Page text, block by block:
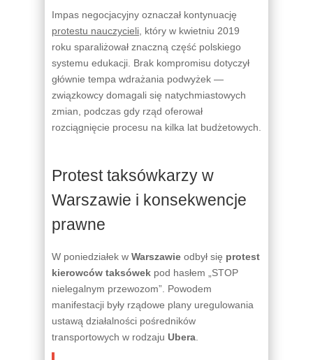
Impas negocjacyjny oznaczał kontynuację
protestu nauczycieli , który w kwietniu 2019
roku sparaliżował znaczną część polskiego
systemu edukacji. Brak kompromisu dotyczył
głównie tempa wdrażania podwyżek —
związkowcy domagali się natychmiastowych
zmian, podczas gdy rząd oferował
rozciągnięcie procesu na kilka lat budżetowych.
Protest taksówkarzy w
Warszawie i konsekwencje
prawne
W poniedziałek w Warszawie odbył się protest
kierowców taksówek pod hasłem „STOP
nielegalnym przewozom”. Powodem
manifestacji były rządowe plany uregulowania
ustawą działalności pośredników
transportowych w rodzaju Ubera